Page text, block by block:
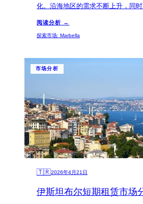
化。沿海地区的需求不断上升，同
业者。
阅读分析 →
探索市场: Marbella
市场分析
🇹🇷2026年4月21日
伊斯坦布尔短期租赁市场